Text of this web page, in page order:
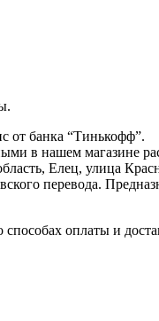
от банка “Тинькофф”.
в нашем магазине
Елец, улица
перевода.
оплаты и